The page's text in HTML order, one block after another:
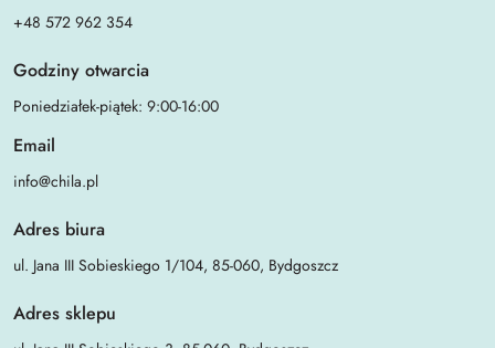
+48 572 962 354
Godziny otwarcia
Poniedziałek-piątek: 9:00-16:00
Email
info@chila.pl
Adres biura
ul. Jana III Sobieskiego 1/104, 85-060, Bydgoszcz
Adres sklepu